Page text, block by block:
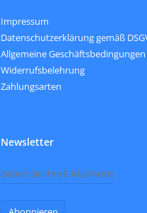
Impressum
Datenschutzerklärung gemäß
Allgemeine Geschäftsbedingungen
Widerrufsbelehrung
Zahlungsarten
Newsletter